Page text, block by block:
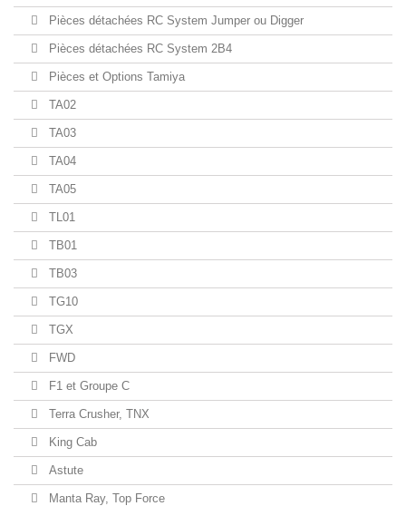
Pièces détachées RC System Jumper ou Digger
Pièces détachées RC System 2B4
Pièces et Options Tamiya
TA02
TA03
TA04
TA05
TL01
TB01
TB03
TG10
TGX
FWD
F1 et Groupe C
Terra Crusher, TNX
King Cab
Astute
Manta Ray, Top Force